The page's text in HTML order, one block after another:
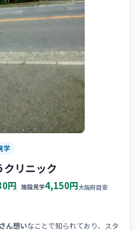
学
リニック
円 施設見学4,150円大阪府目安
ん想いなことで知られており、スタ